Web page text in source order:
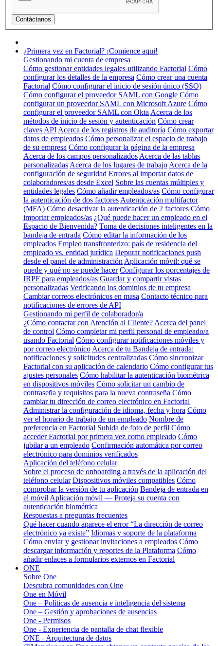
¿Primera vez en Factorial? ¡Comience aqui!
Gestionando mi cuenta de empresa
Cómo gestionar entidades legales utilizando Factorial Cómo
configurar los detalles de la empresa Cómo crear una cuenta
Factorial Cómo configurar el inicio de sesión único (SSO)
Cómo configurar el proveedor SAML con Google Cómo
configurar un proveedor SAML con Microsoft Azure Cómo
configurar el proveedor SAML con Okta Acerca de los
métodos de inicio de sesión y autenticación Cómo crear
claves API Acerca de los registros de auditoría Cómo exportar
datos de empleados Cómo personalizar el espacio de trabajo
de su empresa Cómo configurar la página de la empresa
Acerca de los campos personalizados Acerca de las tablas
personalizadas Acerca de los lugares de trabajo Acerca de la
configuración de seguridad Errores al importar datos de
colaboradores/as desde Excel Sobre las cuentas múltiples y
entidades legales Cómo añadir empleados/as Cómo configurar
la autenticación de dos factores Autenticación multifactor
(MFA) Cómo desactivar la autenticación de 2 factores Cómo
importar empleados/as ¿Qué puede hacer un empleado en el
Espacio de Bienvenida? Toma de decisiones inteligentes en la
bandeja de entrada Cómo editar la información de los
empleados Empleo transfronterizo: país de residencia del
empleado vs. entidad jurídica Depurar notificaciones push
desde el panel de administración Aplicación móvil: qué se
puede y qué no se puede hacer Configurar los porcentajes de
IRPF para empleados/as Guardar y compartir vistas
personalizadas Verificando los dominios de tu empresa
Cambiar correos electrónicos en masa Contacto técnico para
notificaciones de errores de API
Gestionando mi perfil de colaborador/a
¿Cómo contactar con Atención al Cliente? Acerca del panel
de control Cómo completar mi perfil personal de empleado/a
usando Factorial Cómo configurar notificaciones móviles y
por correo electrónico Acerca de tu Bandeja de entrada:
notificaciones y solicitudes centralizadas Cómo sincronizar
Factorial con su aplicación de calendario Cómo configurar tus
ajustes personales Cómo habilitar la autenticación biométrica
en dispositivos móviles Cómo solicitar un cambio de
contraseña y requisitos para la nueva contraseña Cómo
cambiar tu dirección de correo electrónico en Factorial
Administrar la configuración de idioma, fecha y hora Cómo
ver el horario de trabajo de un empleado Nombre de
preferencia en Factorial Subida de foto de perfil Cómo
acceder Factorial por primera vez como empleado Cómo
jubilar a un empleado Confirmación automática por correo
electrónico para dominios verificados
Aplicación del teléfono celular
Sobre el proceso de onboarding a través de la aplicación del
teléfono celular Dispositivos móviles compatibles Cómo
comprobar la versión de tu aplicación Bandeja de entrada en
el móvil Aplicación móvil — Proteja su cuenta con
autenticación biométrica
Respuestas a preguntas frecuentes
Qué hacer cuando aparece el error “La dirección de correo
electrónico ya existe” Idiomas y soporte de la plataforma
Cómo enviar y gestionar invitaciones a empleados Cómo
descargar información y reportes de la Plataforma Cómo
añadir enlaces a formularios externos en Factorial
ONE
Sobre One
Descubra comunidades con One
One en Móvil
One – Políticas de ausencia e inteligencia del sistema
One – Gestión y aprobaciones de ausencias
One - Permisos
One - Experiencia de pantalla de chat flexible
ONE - Arquitectura de datos